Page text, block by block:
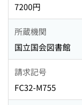
7200円
所蔵機関
国立国会図書館
請求記号
FC32-M755